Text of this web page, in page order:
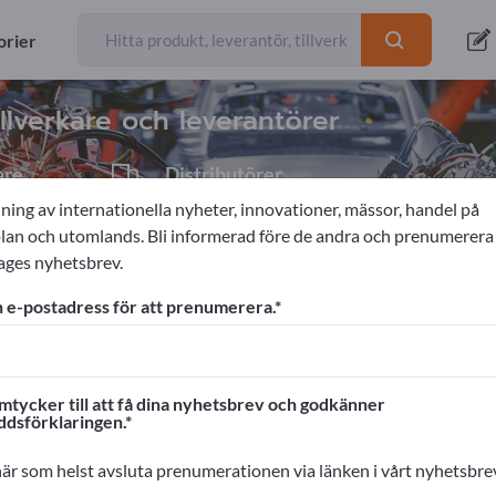
och leverantörer
Distributörer
1
exportörer
9
av maskiner
>> börja här
på Exportpages.
här
av internationella nyheter, innovationer, mässor, handel på
och utomlands. Bli informerad före de andra och
nyhetsbrev.
e-postadress för att prenumerera.
till att få dina nyhetsbrev och godkänner
som helst avsluta prenumerationen via länken i vårt